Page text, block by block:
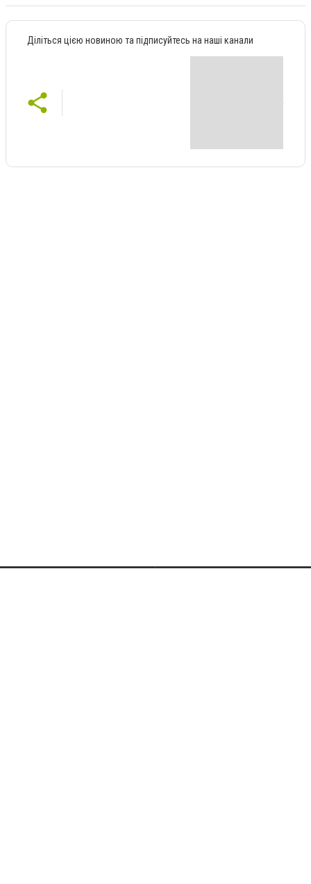
Діліться цією новиною та підписуйтесь на наші канали